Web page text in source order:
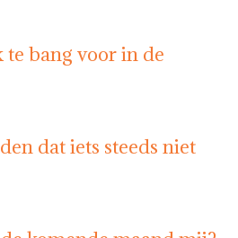
te bang voor in de
dat iets steeds niet